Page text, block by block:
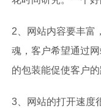
2、网站内容要丰富
魂，客户希望通过
的包装能促使客户的
3、网站的打开速度